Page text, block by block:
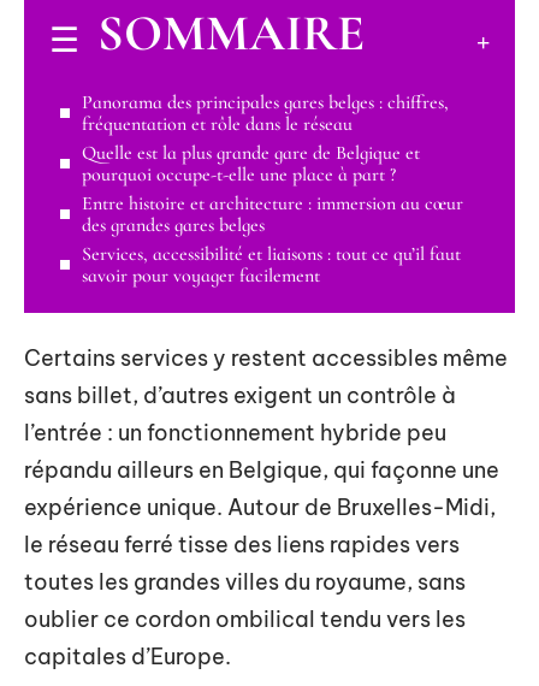
SOMMAIRE
Panorama des principales gares belges : chiffres,
fréquentation et rôle dans le réseau
Quelle est la plus grande gare de Belgique et
pourquoi occupe-t-elle une place à part ?
Entre histoire et architecture : immersion au cœur
des grandes gares belges
Services, accessibilité et liaisons : tout ce qu’il faut
savoir pour voyager facilement
Certains services y restent accessibles même
sans billet, d’autres exigent un contrôle à
l’entrée : un fonctionnement hybride peu
répandu ailleurs en Belgique, qui façonne une
expérience unique. Autour de Bruxelles-Midi,
le réseau ferré tisse des liens rapides vers
toutes les grandes villes du royaume, sans
oublier ce cordon ombilical tendu vers les
capitales d’Europe.